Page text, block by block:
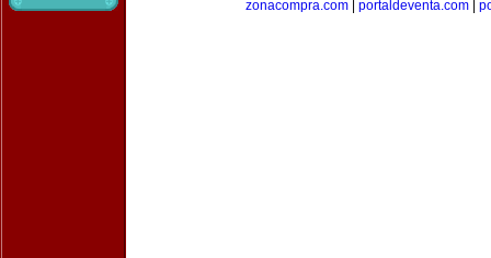
zonacompra.com| portaldeventa.com|